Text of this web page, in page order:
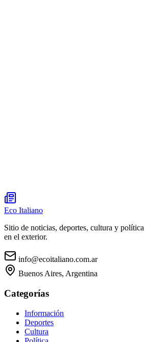
Eco Italiano
Sitio de noticias, deportes, cultura y
en el exterior.
info@ecoitaliano.com.ar
Buenos Aires, Argentina
Categorías
Información
Deportes
Cultura